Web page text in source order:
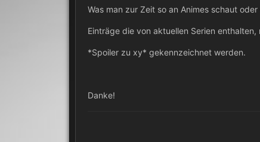
Was man zur Zeit so an Animes schaut
Einträge die von aktuellen Serien
*Spoiler zu xy* gekennzeichnet werden.
Danke!